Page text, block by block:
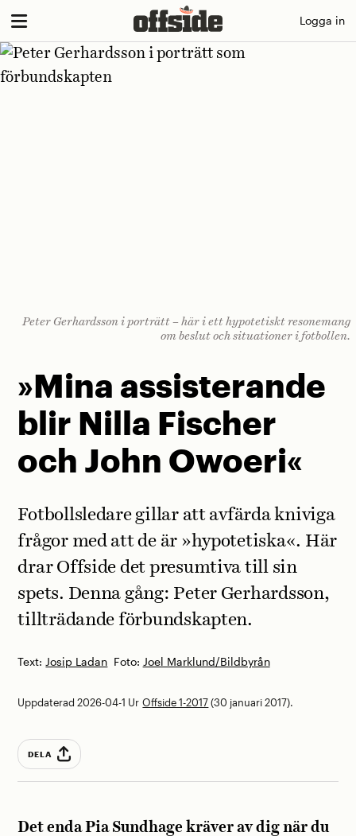
Skip
content
Logga in
Peter Gerhardsson i porträtt – här i ett hypotetiskt resonemang
om beslut och situationer i fotbollen.
»Mina assisterande
blir Nilla Fischer
och John Owoeri«
Text: Josip Ladan Foto: Joel Marklund/Bildbyrån
Fotbollsledare gillar att avfärda kniviga
frågor med att de är »hypotetiska«. Här
drar Offside det presumtiva till sin
spets. Denna gång: Peter Gerhardsson,
tillträdande förbundskapten.
Uppdaterad 2026-04-1 UrOffside 1-2017(30 januari 2017).
DELA
Det enda Pia Sundhage kräver av dig när du